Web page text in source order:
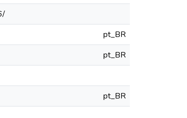
pt_BR
pt_BR
pt_BR